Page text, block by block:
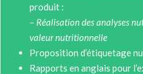
produit :
– Réalisation des analyses
valeur nutritionnelle
Proposition d’étiquetage
Rapports en anglais pour